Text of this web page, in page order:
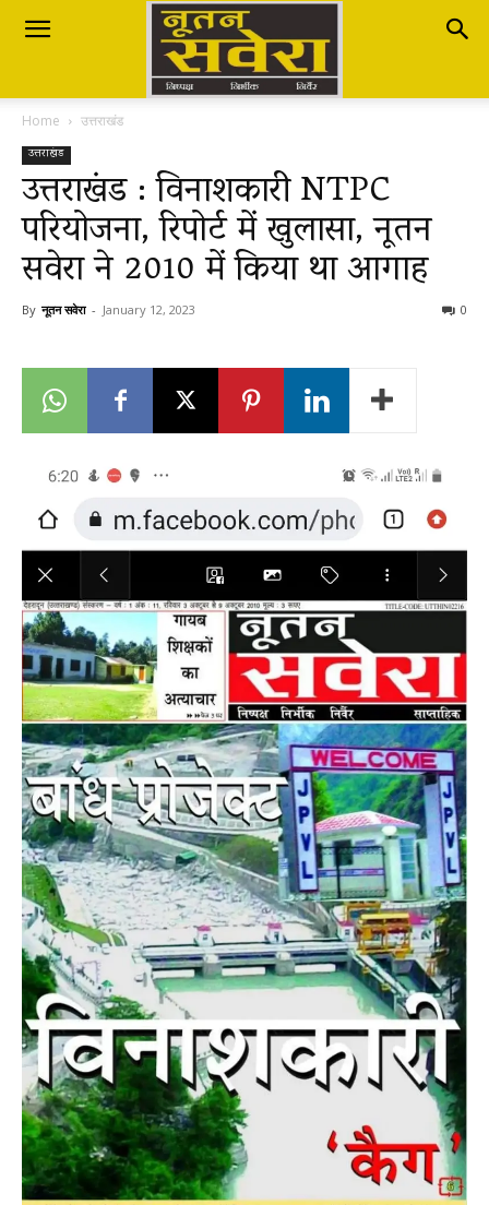
Nutan
Savera
नूतन
सवेरा
Breaking
News
LIVE
Home उत्तराखंड
उत्तराखंड
उत्तराखंड : विनाशकारी NTPC
परियोजना, रिपोर्ट में खुलासा, नूतन
सवेरा ने 2010 में किया था आगाह
By नूतन सवेरा - January 12, 2023 0